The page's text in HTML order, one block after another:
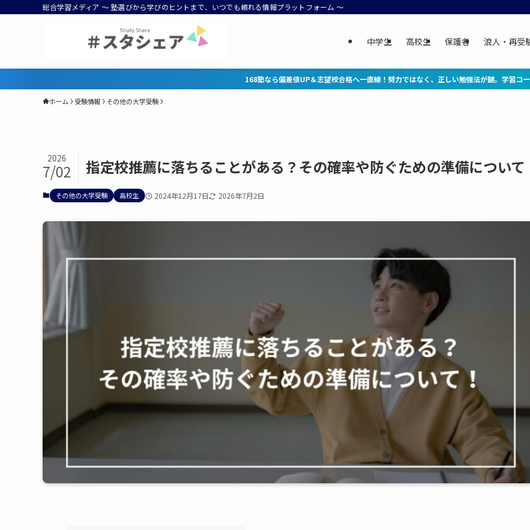
総合学習メディア ～ 塾選びから学びのヒントまで、いつでも頼れる情報プラットフォーム ～
中学生 高校生 保護者 浪人・再受
168塾なら偏差値UP＆志望校合格へ一直線！努力ではなく、正しい勉強法が鍵。学習コーチングを無料体験▶ 公式HPはこち
ホーム 受験情報 その他の大学受験
指定校推薦に落ちることがある？その確率や防ぐための準備について
2026
7/02
その他の大学受験 高校生 2024年12月17日 2026年7月2日